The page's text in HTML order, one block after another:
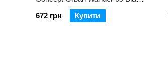
(KF13.196)
672 грн
Купити